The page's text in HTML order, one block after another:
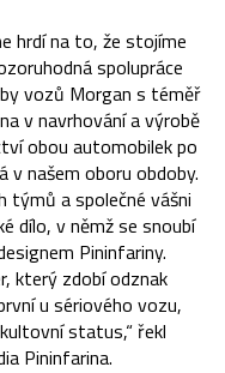
hrdí na to, že stojíme
spolupráce
vozů Morgan s téměř
v navrhování a výrobě
obou automobilek po
našem oboru obdoby.
týmů a společné vášni
dílo, v němž se snoubí
Pininfariny.
který zdobí odznak
u sériového vozu,
status,“ řekl
Pininfarina.